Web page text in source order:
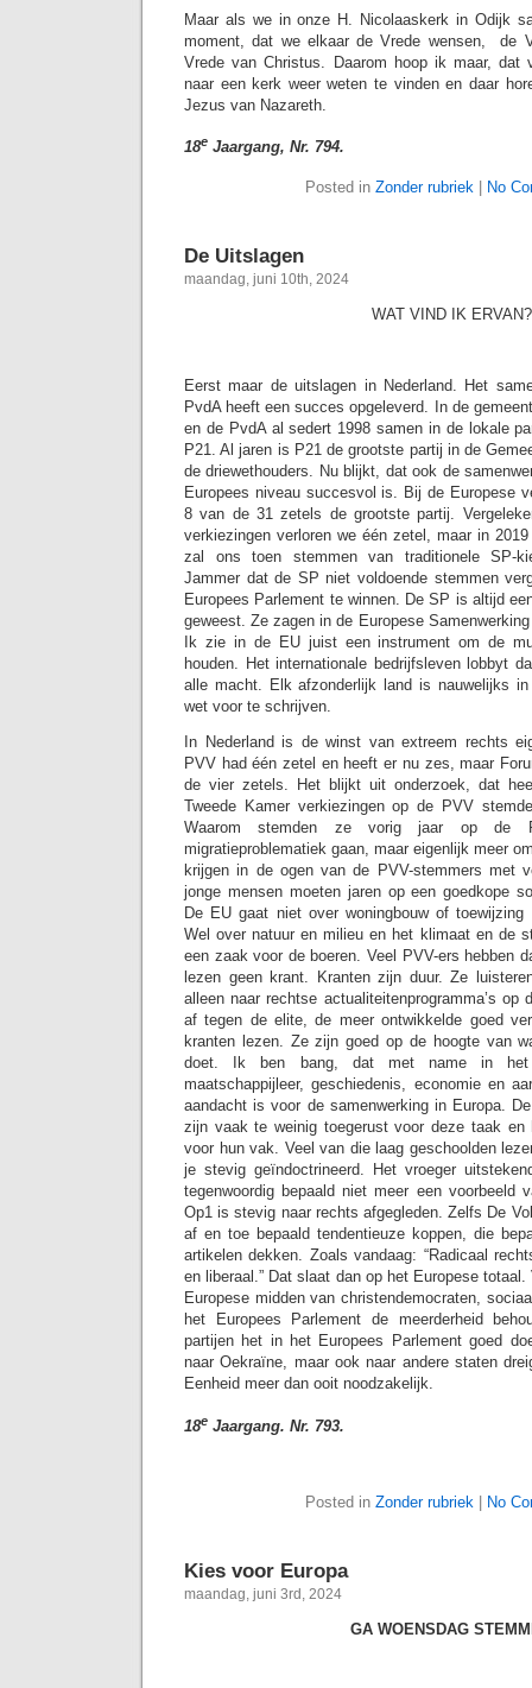
Maar als we in onze H. Nicolaaskerk in Odijk
moment, dat we elkaar de Vrede wensen, de
Vrede van Christus. Daarom hoop ik maar, dat
naar een kerk weer weten te vinden en daar
Jezus van Nazareth.
18e Jaargang, Nr. 794.
Posted in Zonder rubriek| No
De Uitslagen
maandag, juni 10th, 2024
WAT VIND IK ERVAN?
Eerst maar de uitslagen in Nederland. Het
PvdA heeft een succes opgeleverd. In de
en de PvdA al sedert 1998 samen in de lokale
P21. Al jaren is P21 de grootste partij in de
de driewethouders. Nu blijkt, dat ook de
Europees niveau succesvol is. Bij de Europese
8 van de 31 zetels de grootste partij.
verkiezingen verloren we één zetel, maar in
zal ons toen stemmen van traditionele SP-
Jammer dat de SP niet voldoende stemmen
Europees Parlement te winnen. De SP is altijd
geweest. Ze zagen in de Europese
Ik zie in de EU juist een instrument om de
houden. Het internationale bedrijfsleven lobbyt
alle macht. Elk afzonderlijk land is nauwelijks
wet voor te schrijven.
In Nederland is de winst van extreem rechts
PVV had één zetel en heeft er nu zes, maar
de vier zetels. Het blijkt uit onderzoek, dat
Tweede Kamer verkiezingen op de PVV
Waarom stemden ze vorig jaar op de
migratieproblematiek gaan, maar eigenlijk meer
krijgen in de ogen van de PVV-stemmers met
jonge mensen moeten jaren op een goedkope
De EU gaat niet over woningbouw of toewijzing
Wel over natuur en milieu en het klimaat en de
een zaak voor de boeren. Veel PVV-ers hebben
lezen geen krant. Kranten zijn duur. Ze
alleen naar rechtse actualiteitenprogramma’s
af tegen de elite, de meer ontwikkelde goed
kranten lezen. Ze zijn goed op de hoogte van
doet. Ik ben bang, dat met name in
maatschappijleer, geschiedenis, economie en
aandacht is voor de samenwerking in Europa.
zijn vaak te weinig toegerust voor deze taak en
voor hun vak. Veel van die laag geschoolden
je stevig geïndoctrineerd. Het vroeger
tegenwoordig bepaald niet meer een voorbeeld
Op1 is stevig naar rechts afgegleden. Zelfs De
af en toe bepaald tendentieuze koppen, die
artikelen dekken. Zoals vandaag: “Radicaal
en liberaal.” Dat slaat dan op het Europese
Europese midden van christendemocraten,
het Europees Parlement de meerderheid
partijen het in het Europees Parlement goed
naar Oekraïne, maar ook naar andere staten
Eenheid meer dan ooit noodzakelijk.
18e Jaargang. Nr. 793.
Posted in Zonder rubriek No
Kies voor Europa
maandag, juni 3rd, 2024
GA WOENSDAG